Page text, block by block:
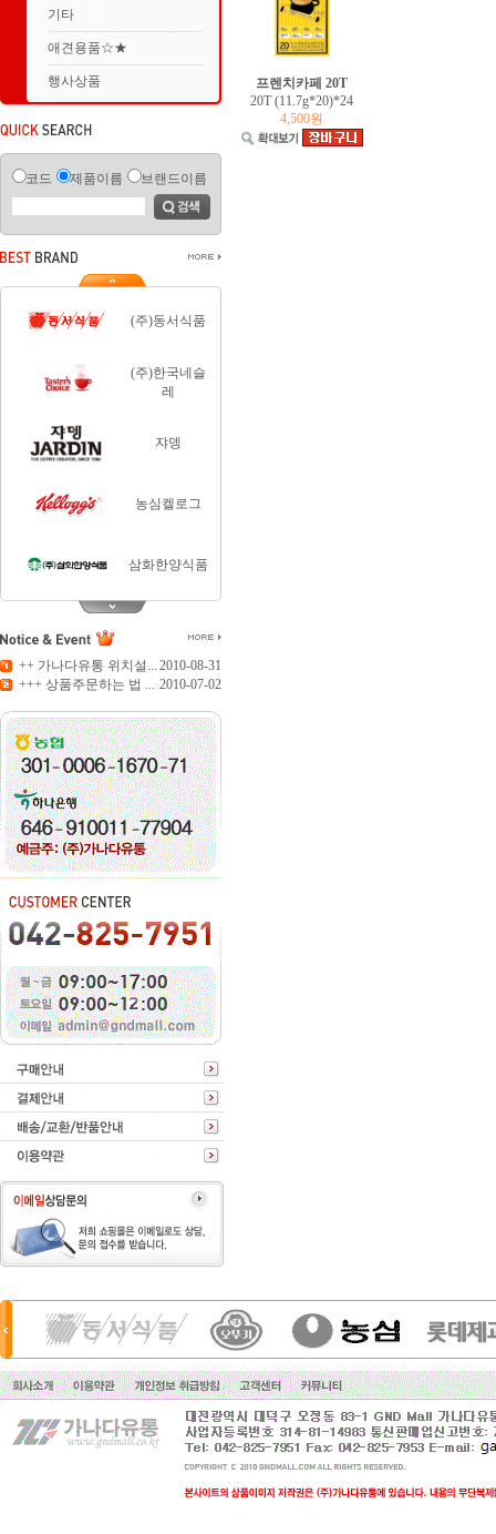
기타
애견용품☆★
행사상품
코드 제품이름 브랜드이름
(주)동서식품
(주)한국네슬
레
쟈뎅
농심켈로그
삼화한양식품
담터
화미
주식회사동서
사조해표
대한제분
청정원
진미식품
cj
샘표
정화식품
한국야쿠르트
++ 가나다유통 위치설... 2010-08-31
+++ 상품주문하는 법 ... 2010-07-02
프렌치카페 20T
20T (11.7g*20)*24
4,500원